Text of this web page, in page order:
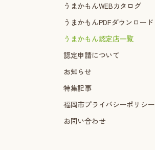
うまかもんWEBカタログ
うまかもんPDFダウンロード
うまかもん認定店一覧
認定申請について
お知らせ
特集記事
福岡市プライバシーポリシー
お問い合わせ